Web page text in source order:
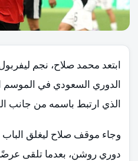
ابتعد محمد صلاح، نجم
الدوري السعودي في الموسم
الذي ارتبط باسمه من جانب
وجاء موقف صلاح ليغلق الباب